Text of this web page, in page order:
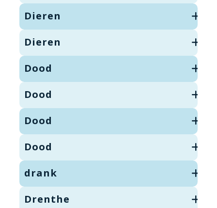
Dieren
Dieren
Dood
Dood
Dood
Dood
drank
Drenthe